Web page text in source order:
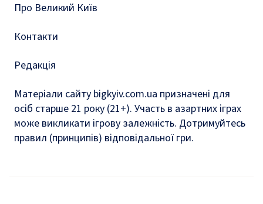
Про Великий Київ
Контакти
Редакція
Матеріали сайту bigkyiv.com.ua призначені для
осіб старше 21 року (21+). Участь в азартних іграх
може викликати ігрову залежність. Дотримуйтесь
правил (принципів) відповідальної гри.